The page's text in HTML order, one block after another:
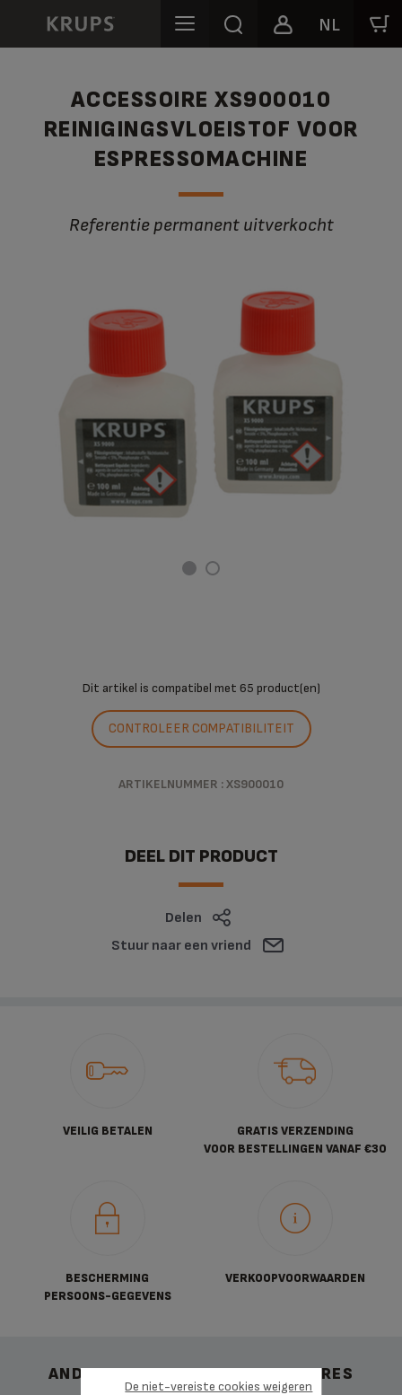
NL
ACCESSOIRE XS900010
REINIGINGSVLOEISTOF VOOR
ESPRESSOMACHINE
Referentie permanent uitverkocht
Dit artikel is compatibel met 65 product(en)
CONTROLEER COMPATIBILITEIT
ARTIKELNUMMER : XS900010
DEEL DIT PRODUCT
Delen
Stuur naar een vriend
VEILIG BETALEN
GRATIS VERZENDING
VOOR BESTELLINGEN VANAF €30
BESCHERMING
PERSOONS-GEGEVENS
VERKOOPVOORWAARDEN
ANDERE AANBEVOLEN ACCESSOIRES
De niet-vereiste cookies weigeren